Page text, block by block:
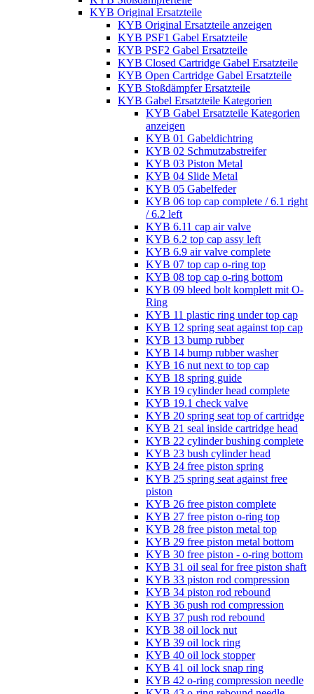
KYB Original Ersatzteile
KYB Original Ersatzteile anzeigen
KYB PSF1 Gabel Ersatzteile
KYB PSF2 Gabel Ersatzteile
KYB Closed Cartridge Gabel Ersatzteile
KYB Open Cartridge Gabel Ersatzteile
KYB Stoßdämpfer Ersatzteile
KYB Gabel Ersatzteile Kategorien
KYB Gabel Ersatzteile Kategorien
anzeigen
KYB 01 Gabeldichtring
KYB 02 Schmutzabstreifer
KYB 03 Piston Metal
KYB 04 Slide Metal
KYB 05 Gabelfeder
KYB 06 top cap complete / 6.1 right
/ 6.2 left
KYB 6.11 cap air valve
KYB 6.2 top cap assy left
KYB 6.9 air valve complete
KYB 07 top cap o-ring top
KYB 08 top cap o-ring bottom
KYB 09 bleed bolt komplett mit O-
Ring
KYB 11 plastic ring under top cap
KYB 12 spring seat against top cap
KYB 13 bump rubber
KYB 14 bump rubber washer
KYB 16 nut next to top cap
KYB 18 spring guide
KYB 19 cylinder head complete
KYB 19.1 check valve
KYB 20 spring seat top of cartridge
KYB 21 seal inside cartridge head
KYB 22 cylinder bushing complete
KYB 23 bush cylinder head
KYB 24 free piston spring
KYB 25 spring seat against free
piston
KYB 26 free piston complete
KYB 27 free piston o-ring top
KYB 28 free piston metal top
KYB 29 free piston metal bottom
KYB 30 free piston - o-ring bottom
KYB 31 oil seal for free piston shaft
KYB 33 piston rod compression
KYB 34 piston rod rebound
KYB 36 push rod compression
KYB 37 push rod rebound
KYB 38 oil lock nut
KYB 39 oil lock ring
KYB 40 oil lock stopper
KYB 41 oil lock snap ring
KYB 42 o-ring compression needle